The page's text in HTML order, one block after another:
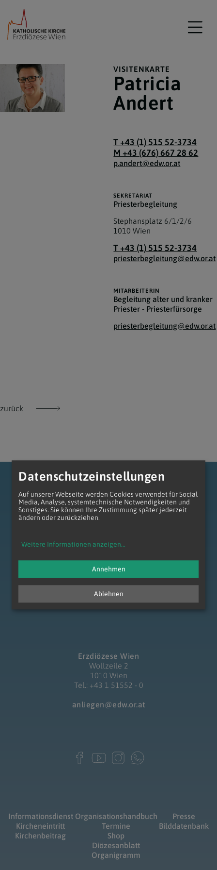
VISITENKARTE
Patricia
Andert
T +43 (1) 515 52-3734
M +43 (676) 667 28 62
p.andert@edw.or.at
SEKRETARIAT
Priesterbegleitung
Stephansplatz 6/1/2/6
1010Wien
T +43 (1) 515 52-3734
priesterbegleitung@edw.or.at
MITARBEITERIN
Begleitung alter und kranker
Priester - Priesterfürsorge
priesterbegleitung@edw.or.at
zurück
Erzdiözese Wien
Wollzeile 2
1010 Wien
Tel.: +43 1 51552 - 0
anliegen@edw.or.at
Informationsdienst
Kircheneintritt
Kirchenbeitrag
Organisationshandbuch
Termine
Shop
Diözesanblatt
Organigramm
Presse
Bilddatenbank
Datenschutzeinstellungen
Auf unserer Webseite werden Cookies verwendet für Social
Media, Analyse, systemtechnische Notwendigkeiten und
Sonstiges. Sie können Ihre Zustimmung später jederzeit
ändern oder zurückziehen.
Weitere Informationen anzeigen...
Ablehnen
Annehmen